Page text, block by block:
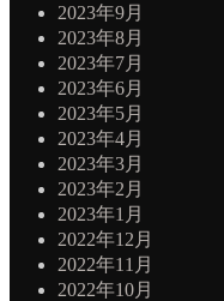
2023年9月
2023年8月
2023年7月
2023年6月
2023年5月
2023年4月
2023年3月
2023年2月
2023年1月
2022年12月
2022年11月
2022年10月